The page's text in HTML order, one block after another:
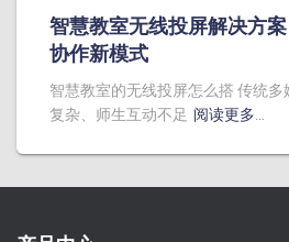
智慧教室无线投屏解决方
协作新模式
智慧教室的无线投屏怎么搭 传统
复杂、师生互动不足 阅读更多…